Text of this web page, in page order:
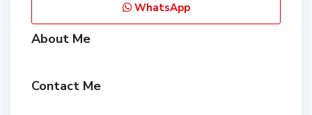
WhatsApp
About Me
Contact Me